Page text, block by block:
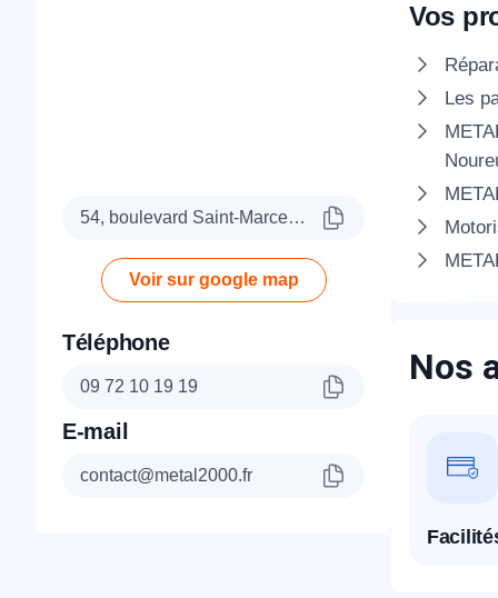
54, boulevard Saint-Marcel, 75005 Paris
Voir sur google map
Téléphone
09 72 10 19 19
E-mail
contact@metal2000.fr
Vos
Les
Nos